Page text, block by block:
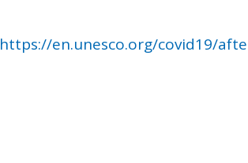
https://en.unesco.org/covid19/